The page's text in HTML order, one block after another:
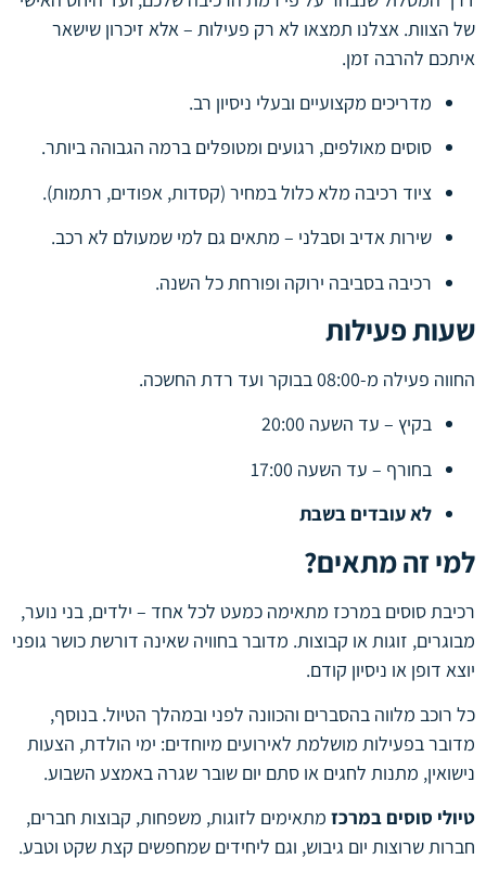
של הצוות. אצלנו תמצאו לא רק פעילות – אלא זיכרון שישאר
איתכם להרבה זמן.
מדריכים מקצועיים ובעלי ניסיון רב.
סוסים מאולפים, רגועים ומטופלים ברמה הגבוהה ביותר.
ציוד רכיבה מלא כלול במחיר (קסדות, אפודים, רתמות).
שירות אדיב וסבלני – מתאים גם למי שמעולם לא רכב.
רכיבה בסביבה ירוקה ופורחת כל השנה.
שעות פעילות
החווה פעילה מ-08:00 בבוקר ועד רדת החשכה.
בקיץ – עד השעה 20:00
בחורף – עד השעה 17:00
לא עובדים בשבת
למי זה מתאים?
רכיבת סוסים במרכז מתאימה כמעט לכל אחד – ילדים, בני נוער,
מבוגרים, זוגות או קבוצות. מדובר בחוויה שאינה דורשת כושר גופני
יוצא דופן או ניסיון קודם.
כל רוכב מלווה בהסברים והכוונה לפני ובמהלך הטיול. בנוסף,
מדובר בפעילות מושלמת לאירועים מיוחדים: ימי הולדת, הצעות
נישואין, מתנות לחגים או סתם יום שובר שגרה באמצע השבוע.
טיולי סוסים במרכז מתאימים לזוגות, משפחות, קבוצות חברים,
חברות שרוצות יום גיבוש, וגם ליחידים שמחפשים קצת שקט וטבע.